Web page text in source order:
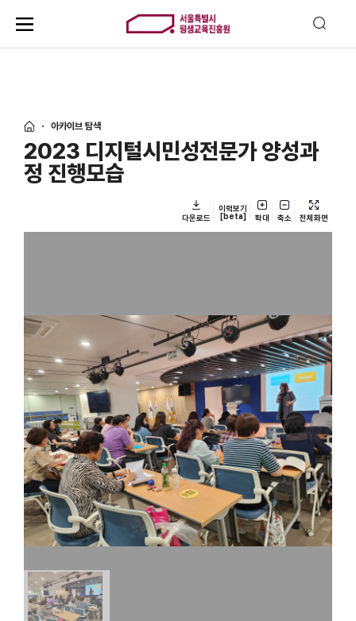
아카이브 탐색
2023 디지털시민성전문가 양성과
정 진행모습
다운로드
이력보기
[beta]
확대 축소 전체화면